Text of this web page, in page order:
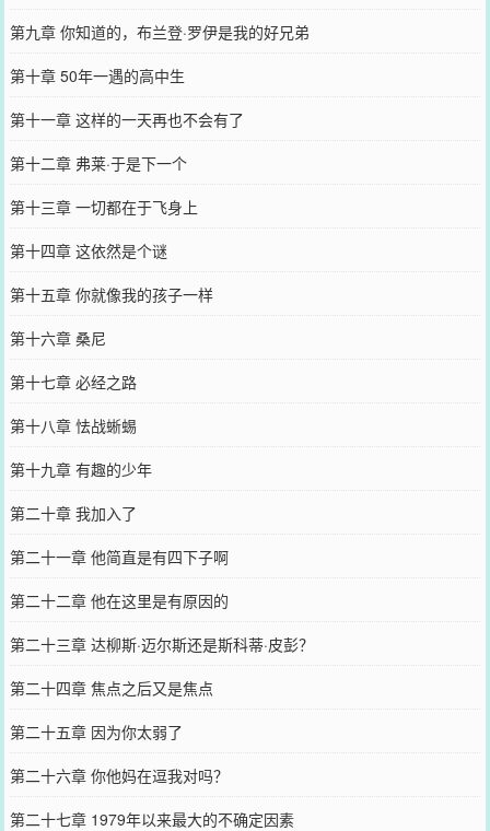
第九章 你知道的，布兰登·罗伊是我的好兄弟
第十章 50年一遇的高中生
第十一章 这样的一天再也不会有了
第十二章 弗莱·于是下一个
第十三章 一切都在于飞身上
第十四章 这依然是个谜
第十五章 你就像我的孩子一样
第十六章 桑尼
第十七章 必经之路
第十八章 怯战蜥蜴
第十九章 有趣的少年
第二十章 我加入了
第二十一章 他简直是有四下子啊
第二十二章 他在这里是有原因的
第二十三章 达柳斯·迈尔斯还是斯科蒂·皮彭？
第二十四章 焦点之后又是焦点
第二十五章 因为你太弱了
第二十六章 你他妈在逗我对吗？
第二十七章 1979年以来最大的不确定因素